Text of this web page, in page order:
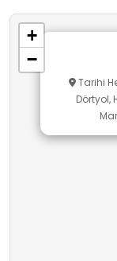
yalnızca bilgi
bilinç, bakış
yaşadıkları
geçmişini
mirasa sahip
Tarihi
Dörtyol,
+
−